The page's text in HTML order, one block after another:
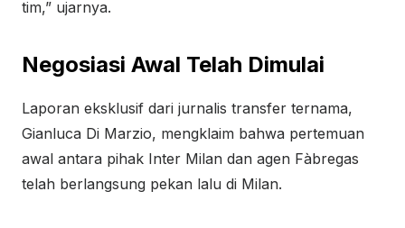
tim,” ujarnya.
Negosiasi Awal Telah Dimulai
Laporan eksklusif dari jurnalis transfer ternama,
Gianluca Di Marzio, mengklaim bahwa pertemuan
awal antara pihak Inter Milan dan agen Fàbregas
telah berlangsung pekan lalu di Milan.